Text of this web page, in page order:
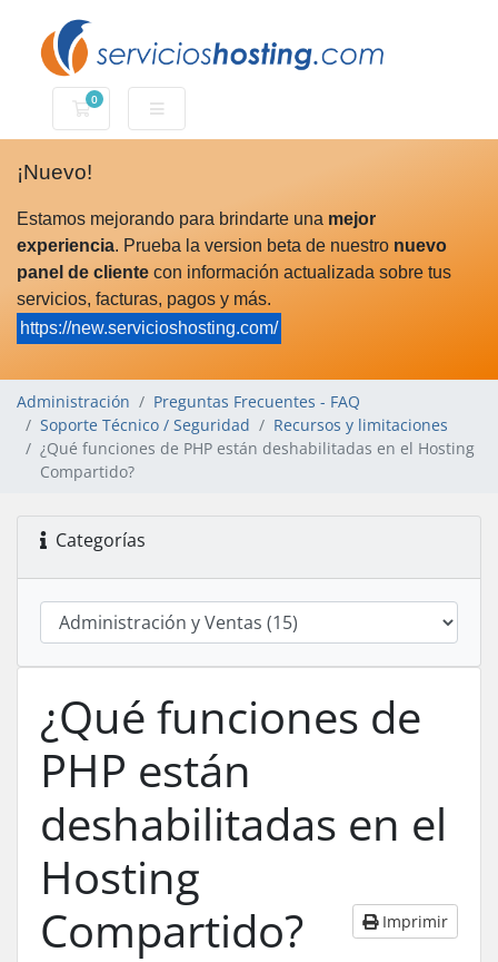
0
Carro de Pedidos
¡Nuevo!
Estamos mejorando para brindarte una mejor
experiencia. Prueba la version beta de nuestro nuevo
panel de cliente con información actualizada sobre tus
servicios, facturas, pagos y más.
https://new.servicioshosting.com/
Administración
Preguntas Frecuentes - FAQ
Soporte Técnico / Seguridad
Recursos y limitaciones
¿Qué funciones de PHP están deshabilitadas en el Hosting
Compartido?
Categorías
¿Qué funciones de
PHP están
deshabilitadas en el
Hosting
Compartido?
Imprimir